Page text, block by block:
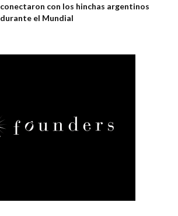
conectaron con los hinchas argentinos
durante el Mundial